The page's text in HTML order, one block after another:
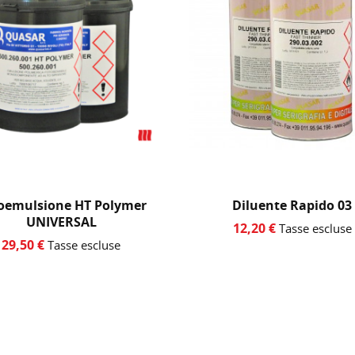
Diluente Rapido 03
12,20 €Tasse escluse
Primer Polipropilene
14,00 €Tasse escluse